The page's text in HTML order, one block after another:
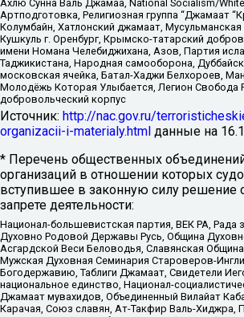
Ахлю Сунна Валь Джамаа, National Socialism/White
Артподготовка, Религиозная группа “Джамаат
Колумбайн, Хатлонский джамаат, Мусульманская
Кушкуль г. Оренбург, Крымско-татарский
имени Номана Челебиджихана, Азов, Партия
Таджикистана, Народная самооборона,
московская ячейка, Батал-Хаджи Белхороев,
Молодёжь Которая Улыбается, Легион Свобода
добровольческий корпус
Источник: http://nac.gov.ru/
organizacii-i-materialy.html данные на
* Перечень общественных
организаций в отношении которых
вступившее в законную силу решение
запрете деятельности:
Национал-большевистская партия, ВЕК РА, Рада
Духовно Родовой Державы Русь, Община
Асгардской Веси Беловодья, Славянская
Мужская Духовная Семинария Староверов-
Богодержавию, Таблиги Джамаат, Свидетели
национальное единство, Национал-
Джамаат мувахидов, Объединенный Вилайат
Карачая, Союз славян, Ат-Такфир Валь-Хиджра,